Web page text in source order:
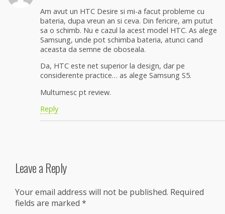
Am avut un HTC Desire si mi-a facut probleme cu
bateria, dupa vreun an si ceva. Din fericire, am putut
sa o schimb. Nu e cazul la acest model HTC. As alege
Samsung, unde pot schimba bateria, atunci cand
aceasta da semne de oboseala.
Da, HTC este net superior la design, dar pe
considerente practice… as alege Samsung S5.
Multumesc pt review.
Reply
Leave a Reply
Your email address will not be published. Required
fields are marked *